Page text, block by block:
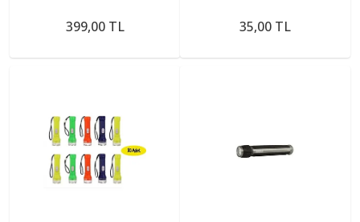
Tornavida Açacak
399,00 TL 35,00 TL